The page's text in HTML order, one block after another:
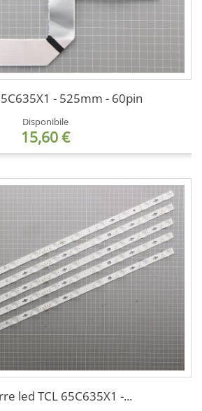
- 525mm - 60pin
Disponibile
15,60 €
led TCL 65C635X1 -...